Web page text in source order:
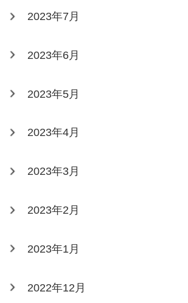
2023年7月
2023年6月
2023年5月
2023年4月
2023年3月
2023年2月
2023年1月
2022年12月